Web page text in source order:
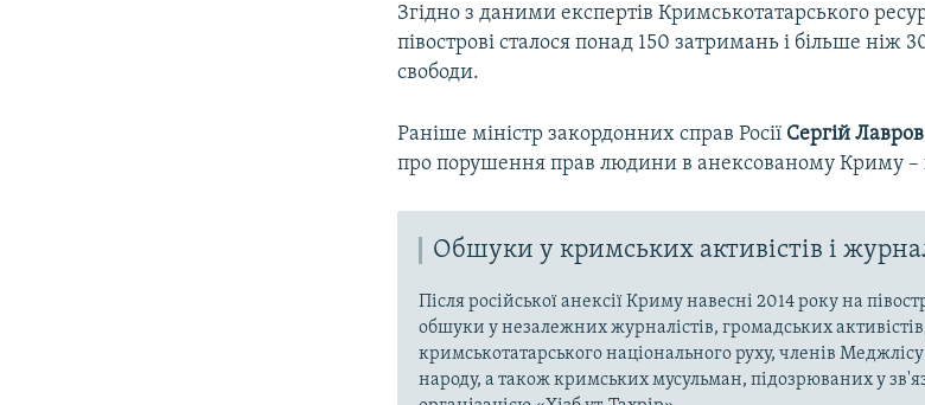
Згідно з даними експертів Кримськотатарського
півострові сталося понад 150 затримань і більше
свободи.
Раніше міністр закордонних справ Росії Сергій Лавров
про порушення прав людини в анексованому Криму –
Обшуки у кримських активістів і
Після російської анексії Криму навесні 2014 року на
обшуки у незалежних журналістів, громадських активістів,
кримськотатарського національного руху, членів
народу, а також кримських мусульман, підозрюваних у